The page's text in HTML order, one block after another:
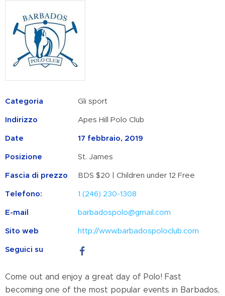
Categoria Gli sport
Indirizzo Apes Hill Polo Club
Date 17 febbraio, 2019
Posizione St. James
Fascia di prezzo BDS $20 | Children under 12 Free
Telefono: 1 (246) 230-1308
E-mail barbadospolo@gmail.com
Sito web http://www.barbadospoloclub.com
Seguici su
Come out and enjoy a great day of Polo! Fast
becoming one of the most popular events in Barbados,